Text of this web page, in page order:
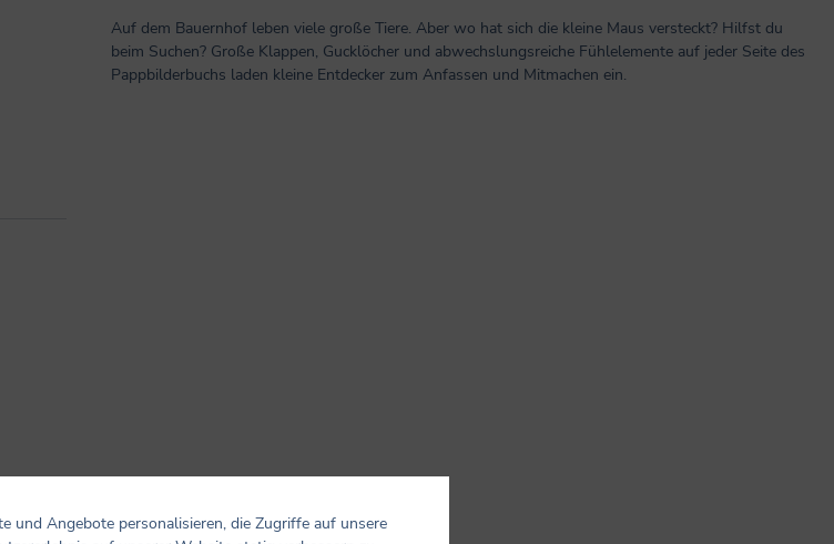
Auf dem Bauernhof leben viele große Tiere. Aber wo hat sich die kleine Maus versteckt? Hilfst du
beim Suchen? Große Klappen, Gucklöcher und abwechslungsreiche Fühlelemente auf jeder Seite des
Pappbilderbuchs laden kleine Entdecker zum Anfassen und Mitmachen ein.
und Angebote personalisieren, die Zugriffe auf unsere